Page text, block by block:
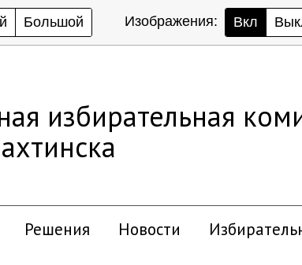
Большой Изображения: Вкл
избирательная
Решения Новости